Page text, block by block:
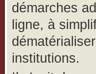
démarches
ligne, à
institutions.